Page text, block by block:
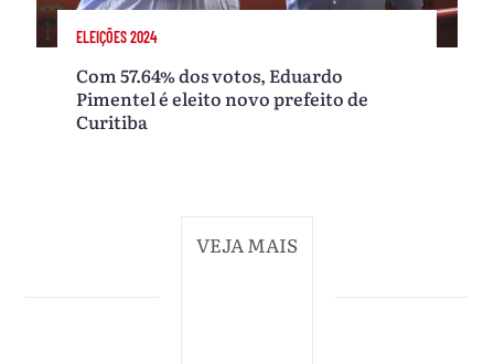
ELEIÇÕES 2024
Com 57.64% dos votos, Eduardo
Pimentel é eleito novo prefeito de
Curitiba
VEJA MAIS